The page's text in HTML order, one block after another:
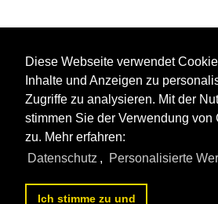
Diese Webseite verwendet
Inhalte und Anzeigen zu
Zugriffe zu analysieren. Mit der
stimmen Sie der Verwendung von
zu. Mehr erfahren:
Datenschutz , Personalisierte
Ich stimme zu und